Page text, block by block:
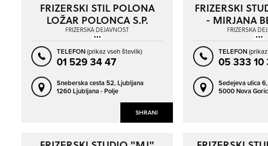
SHRANI
FRIZERSKI STIL POLONA
LOŽAR POLONCA S.P.
FRIZERSKA DEJAVNOST
TELEFON(prikaz vseh številk)
01 529 34 47
Sneberska cesta 52, Ljubljana
1260 Ljubljana - Polje
FRIZERSKI
- MIRJANA
FRIZERSKA
TELEFON
05 333 10
Sedejeva ulica 6,
5000 Nova